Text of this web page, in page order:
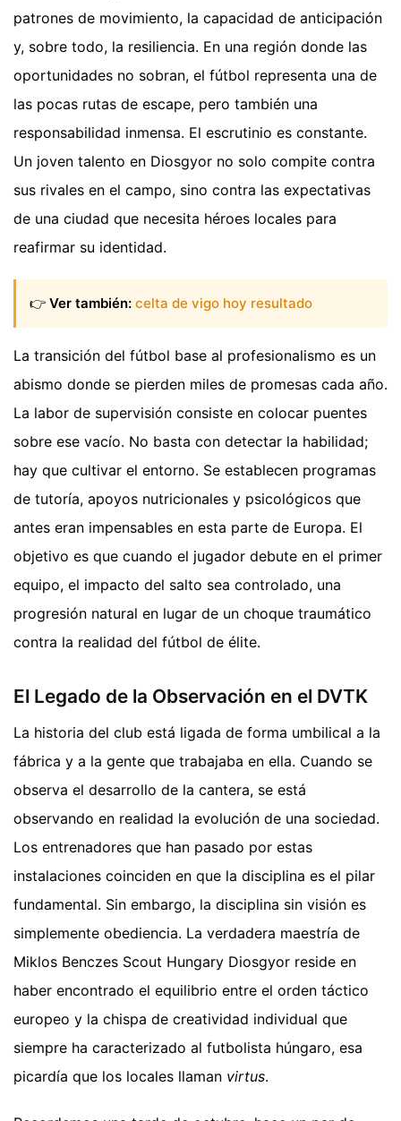
patrones de movimiento, la capacidad de anticipación
y, sobre todo, la resiliencia. En una región donde las
oportunidades no sobran, el fútbol representa una de
las pocas rutas de escape, pero también una
responsabilidad inmensa. El escrutinio es constante.
Un joven talento en Diosgyor no solo compite contra
sus rivales en el campo, sino contra las expectativas
de una ciudad que necesita héroes locales para
reafirmar su identidad.
👉 Ver también: celta de vigo hoy resultado
La transición del fútbol base al profesionalismo es un
abismo donde se pierden miles de promesas cada año.
La labor de supervisión consiste en colocar puentes
sobre ese vacío. No basta con detectar la habilidad;
hay que cultivar el entorno. Se establecen programas
de tutoría, apoyos nutricionales y psicológicos que
antes eran impensables en esta parte de Europa. El
objetivo es que cuando el jugador debute en el primer
equipo, el impacto del salto sea controlado, una
progresión natural en lugar de un choque traumático
contra la realidad del fútbol de élite.
El Legado de la Observación en el DVTK
La historia del club está ligada de forma umbilical a la
fábrica y a la gente que trabajaba en ella. Cuando se
observa el desarrollo de la cantera, se está
observando en realidad la evolución de una sociedad.
Los entrenadores que han pasado por estas
instalaciones coinciden en que la disciplina es el pilar
fundamental. Sin embargo, la disciplina sin visión es
simplemente obediencia. La verdadera maestría de
Miklos Benczes Scout Hungary Diosgyor reside en
haber encontrado el equilibrio entre el orden táctico
europeo y la chispa de creatividad individual que
siempre ha caracterizado al futbolista húngaro, esa
picardía que los locales llaman virtus.